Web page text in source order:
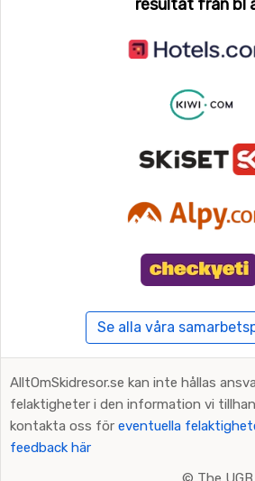
resultat från bl
Se alla våra
AlltOmSkidresor.se kan inte hållas
felaktigheter i den information vi
kontakta oss för eventuella
feedback här